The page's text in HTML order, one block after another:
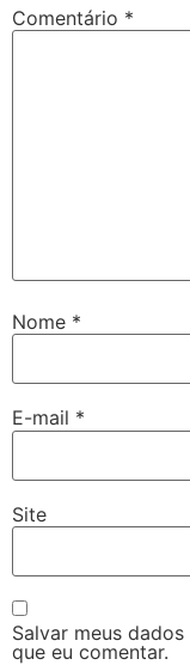
Comentário *
Nome *
E-mail *
Site
Salvar meus
que eu comentar.